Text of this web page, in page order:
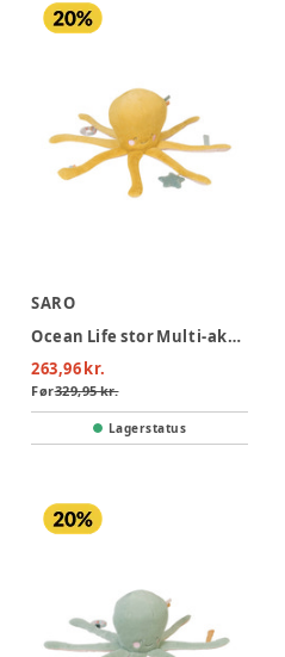
SARO
Ocean Life stor Multi-aktivitets plys - Mustard
263,96 kr.
Før329,95 kr.
Lagerstatus